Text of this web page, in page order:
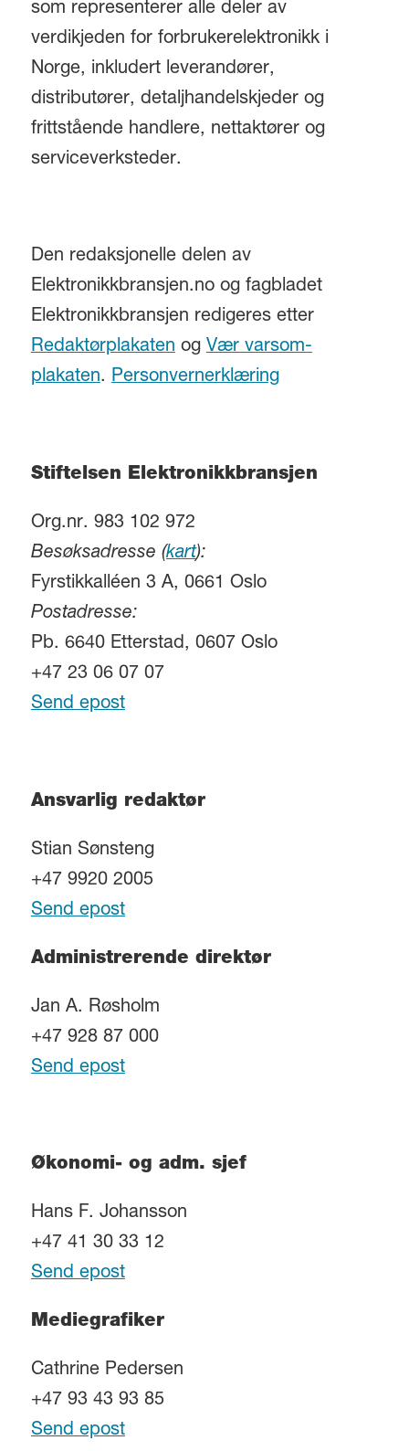
som representerer alle deler av
verdikjeden for forbrukerelektronikk i
Norge, inkludert leverandører,
distributører, detaljhandelskjeder og
frittstående handlere, nettaktører og
serviceverksteder.
Den redaksjonelle delen av
Elektronikkbransjen.no og fagbladet
Elektronikkbransjen redigeres etter
Redaktørplakatenog Vær varsom-
plakaten. Personvernerklæring
Stiftelsen Elektronikkbransjen
Org.nr. 983 102 972
Besøksadresse (kart):
Fyrstikkalléen 3 A, 0661 Oslo
Postadresse:
Pb. 6640 Etterstad, 0607 Oslo
+47 23 06 07 07
Send epost
Ansvarlig redaktør
Stian Sønsteng
+47 9920 2005
Send epost
Administrerende direktør
Jan A. Røsholm
+47 928 87 000
Send epost
Økonomi- og adm. sjef
Hans F. Johansson
+47 41 30 33 12
Send epost
Mediegrafiker
Cathrine Pedersen
+47 93 43 93 85
Send epost